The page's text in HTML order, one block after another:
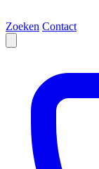
Zoeken Contact